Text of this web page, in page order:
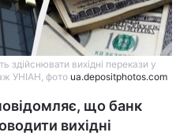
здійснювати вихідні перекази у
УНІАН, фото ua.depositphotos.com
що банк
вихідні